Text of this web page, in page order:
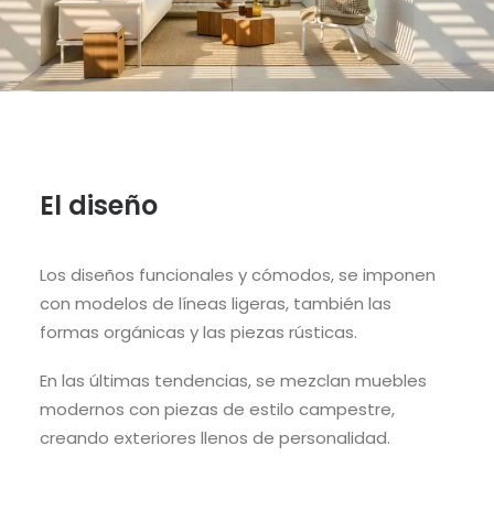
El diseño
Los diseños funcionales y cómodos, se imponen
con modelos de líneas ligeras, también las
formas orgánicas y las piezas rústicas.
En las últimas tendencias, se mezclan muebles
modernos con piezas de estilo campestre,
creando exteriores llenos de personalidad.